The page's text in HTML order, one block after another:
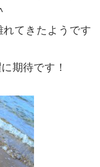
れてきたようです
期待です！